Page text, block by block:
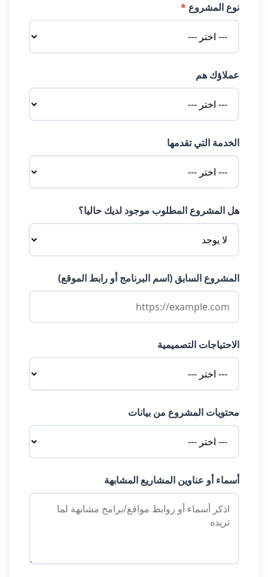
نوع المشروع *
عملاؤك هم
الخدمة التي تقدمها
هل المشروع المطلوب موجود لديك حاليا؟
المشروع السابق (اسم البرنامج أو رابط الموقع)
الاحتياجات التصميمية
محتويات المشروع من بيانات
أسماء أو عناوين المشاريع المشابهة